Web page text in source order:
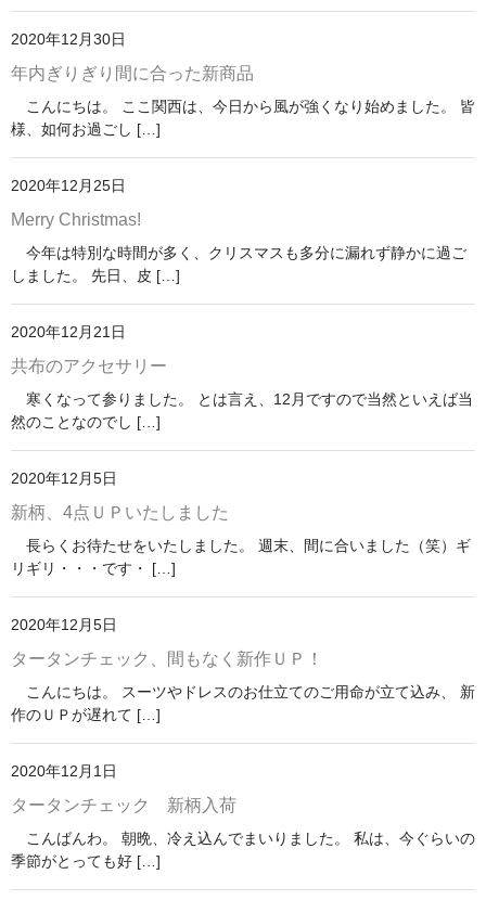
2020年12月30日
年内ぎりぎり間に合った新商品
こんにちは。 ここ関西は、今日から風が強くなり始めました。 皆
様、如何お過ごし […]
2020年12月25日
Merry Christmas!
今年は特別な時間が多く、クリスマスも多分に漏れず静かに過ご
しました。 先日、皮 […]
2020年12月21日
共布のアクセサリー
寒くなって参りました。 とは言え、12月ですので当然といえば当
然のことなのでし […]
2020年12月5日
新柄、4点ＵＰいたしました
長らくお待たせをいたしました。 週末、間に合いました（笑）ギ
リギリ・・・です・ […]
2020年12月5日
タータンチェック、間もなく新作ＵＰ！
こんにちは。 スーツやドレスのお仕立てのご用命が立て込み、 新
作のＵＰが遅れて […]
2020年12月1日
タータンチェック 新柄入荷
こんばんわ。 朝晩、冷え込んでまいりました。 私は、今ぐらいの
季節がとっても好 […]